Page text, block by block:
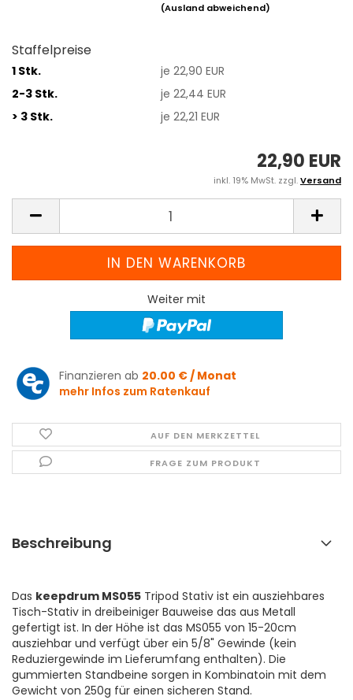
(Ausland abweichend)
Staffelpreise
1 Stk.
je 22,90 EUR
2-3 Stk.
je 22,44 EUR
> 3 Stk.
je 22,21 EUR
22,90 EUR
inkl. 19% MwSt. zzgl.Versand
Weiter mit
Finanzieren ab 20.00 € / Monat
mehr Infos zum Ratenkauf
AUF DEN MERKZETTEL
FRAGE ZUM PRODUKT
Beschreibung
Das keepdrum MS055 Tripod Stativ ist ein ausziehbares
Tisch-Stativ in dreibeiniger Bauweise das aus Metall
gefertigt ist. In der Höhe ist das MS055 von 15-20cm
ausziehbar und verfügt über ein 5/8" Gewinde (kein
Reduziergewinde im Lieferumfang enthalten). Die
gummierten Standbeine sorgen in Kombinatoin mit dem
Gewicht von 250g für einen sicheren Stand.